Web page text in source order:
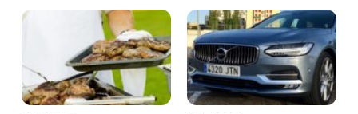
typer av fiskar, deras popularite...